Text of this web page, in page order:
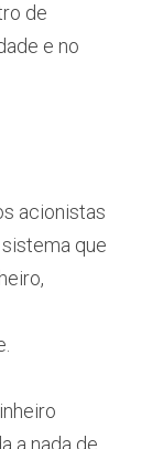
de
e no
acionistas
que
a nada de